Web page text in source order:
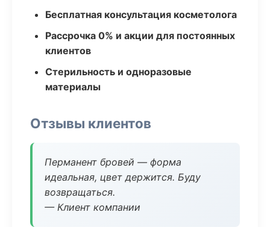
Бесплатная консультация косметолога
Рассрочка 0% и акции для постоянных
клиентов
Стерильность и одноразовые
материалы
Отзывы клиентов
Перманент бровей — форма
идеальная, цвет держится. Буду
возвращаться.
— Клиент компании